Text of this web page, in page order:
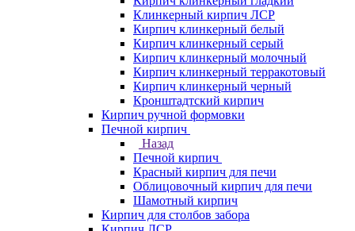
Клинкерный кирпич ЛСР
Кирпич клинкерный белый
Кирпич клинкерный серый
Кирпич клинкерный молочный
Кирпич клинкерный терракотовый
Кирпич клинкерный черный
Кронштадтский кирпич
Кирпич ручной формовки
Печной кирпич
Назад
Печной кирпич
Красный кирпич для печи
Облицовочный кирпич для печи
Шамотный кирпич
Кирпич для столбов забора